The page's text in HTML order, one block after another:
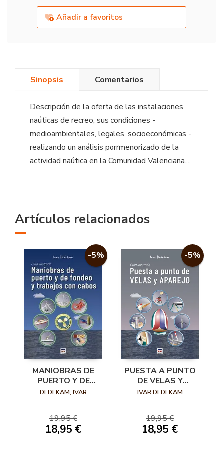
Añadir a favoritos
Sinopsis Comentarios
Descripción de la oferta de las instalaciones
naúticas de recreo, sus condiciones -
medioambientales, legales, socioeconómicas -
realizando un análisis porrmenorizado de la
actividad naútica en la Comunidad Valenciana....
Artículos relacionados
-5%
MANIOBRAS DE
PUERTO Y DE
FONDEO Y
DEDEKAM, IVAR
19,95 €
18,95 €
-5%
PUESTA A PUNTO
DE VELAS Y
APAREJO
IVAR DEDEKAM
19,95 €
18,95 €